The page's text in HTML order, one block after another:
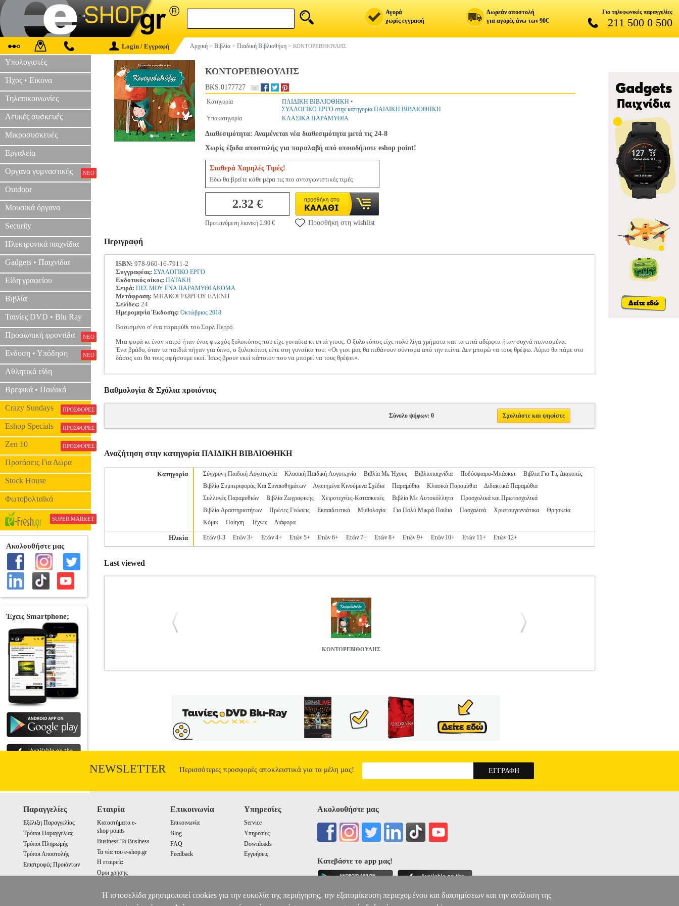
Αγορά
χωρίς εγγραφή
Δωρεάν αποστολή
για αγορές άνω των 90€
Για τηλεφωνικές παραγγελίες
211 500 0 500
Login / Εγγραφή Αρχική > Βιβλία > Παιδική Βιβλιοθήκη > ΚΟΝΤΟΡΕΒΙΘΟΥΛΗΣ
Υπολογιστές
Ήχος • Εικόνα
Τηλεπικοινωνίες
Λευκές συσκευές
Μικροσυσκευές
Εργαλεία
Οργανα γυμναστικής ΝΕΟ
Outdoor
Μουσικά όργανα
Security
Ηλεκτρονικά παιχνίδια
Gadgets • Παιχνίδια
Είδη γραφείου
Βιβλία
Ταινίες DVD • Blu Ray
Προσωπική φροντίδα ΝΕΟ
Ενδυση • Υπόδηση ΝΕΟ
Αθλητικά είδη
Βρεφικά • Παιδικά
Crazy Sundays ΠΡΟΣΦΟΡΕΣ
Eshop Specials ΠΡΟΣΦΟΡΕΣ
Zen 10 ΠΡΟΣΦΟΡΕΣ
Προτάσεις Για Δώρα
Stock House
Φωτοβολταϊκά
SUPER MARKET
ΚΟΝΤΟΡΕΒΙΘΟΥΛΗΣ
BKS.0177727
Κατηγορία ΠΑΙΔΙΚΗ ΒΙΒΛΙΟΘΗΚΗ •
ΣΥΛΛΟΓΙΚΟ ΕΡΓΟ στην κατηγορία ΠΑΙΔΙΚΗ ΒΙΒΛΙΟΘΗΚΗ
Υποκατηγορία
ΚΛΑΣΙΚΑ ΠΑΡΑΜΥΘΙΑ
Διαθεσιμότητα: Αναμένεται νέα διαθεσιμότητα μετά τις 24-8
Χωρίς έξοδα αποστολής για παραλαβή από οποιοδήποτε eshop point!
Σταθερά Χαμηλές Τιμές!
Εδώ θα βρείτε κάθε μέρα τις πιο ανταγωνιστικές τιμές
2.32 €
Προτεινόμενη λιανική 2.90 € Προσθήκη στη wishlist
Περιγραφή
ISBN: 978-960-16-7911-2
Συγγραφέας: ΣΥΛΛΟΓΙΚΟ ΕΡΓΟ
Εκδοτικός οίκος: ΠΑΤΑΚΗ
Σειρά: ΠΕΣ ΜΟΥ ΕΝΑ ΠΑΡΑΜΥΘΙ ΑΚΟΜΑ
Μετάφραση: ΜΠΑΚΟΓΕΩΡΓΟΥ ΕΛΕΝΗ
Σελίδες: 24
Ημερομηνία Έκδοσης: Οκτώβριος 2018
Βασισμένο σ' ένα παραμύθι του Σαρλ Περρό.
Μια φορά κι έναν καιρό ήταν ένας φτωχός ξυλοκόπος που είχε γυναίκα κι επτά γιους. Ο ξυλοκόπος είχε πολύ λίγα χρήματα και τα επτά αδέρφια ήταν συχνά πεινασμένα.
Ένα βράδυ, όταν τα παιδιά πήγαν για ύπνο, ο ξυλοκόπος είπε στη γυναίκα του: «Οι γιοι μας θα πεθάνουν σύντομα από την πείνα. Δεν μπορώ να τους θρέψω. Αύριο θα πάμε στο
δάσος και θα τους αφήσουμε εκεί. Ίσως βρουν εκεί κάποιον που να μπορεί να τους θρέψει».
Βαθμολογία & Σχόλια προιόντος
Σύνολο ψήφων: 0 Σχολιάστε και ψηφίστε
Αναζήτηση στην κατηγορία ΠΑΙΔΙΚΗ ΒΙΒΛΙΟΘΗΚΗ
Κατηγορία Σύγχρονη Παιδική Λογοτεχνία Κλασική Παιδική Λογοτεχνία Βιβλία Με Ήχους Βιβλιοπαιχνίδια Ποδόσφαιρο-Μπάσκετ
Βιβλια Για Τις Διακοπές
Βιβλία Συμπεριφοράς Και Συναισθημάτων
Αγαπημένα Κινούμενα Σχέδια Παραμύθια Κλασικά Παραμύθια
Διδακτικά Παραμύθια
Συλλογές Παραμυθιών
Βιβλία Ζωγραφικής Χειροτεχνίες-Κατασκευές Βιβλία Με Αυτοκόλλητα
Προσχολικά και Πρωτοσχολικά
Βιβλία Δραστηριοτήτων
Πρώτες Γνώσεις Εκπαιδευτικά Μυθολογία Για Πολύ Μικρά Παιδιά Πασχαλινά Χριστουγεννιάτικα
Θρησκεία
Κόμικ
Ποίηση Τέχνες Διάφορα
Ηλικία Ετών 0-3 Ετών 3+ Ετών 4+ Ετών 5+ Ετών 6+ Ετών 7+ Ετών 8+ Ετών 9+ Ετών 10+ Ετών 11+ Ετών 12+
Last viewed
ΚΟΝΤΟΡΕΒΙΘΟΥΛΗΣ
2018 Βασισμένο σ' ένα παραμύθι του Σαρλ Περρό. Μια φορά κι έναν καιρό ήταν ένας φτωχός ξυλοκόπος που είχε γυναίκα κι επτά γιους. Ο ξυλοκόπος είχε
πολύ λίγα χρήματα και τα επτά αδέρφια ήταν συχνά πεινασμένα. Ένα βράδυ, όταν τα παιδιά πήγαν για ύπνο, ο ξυλοκόπος είπε στη γυναίκα του: «Οι γιοι μας θα
πεθάνουν σύντομα από την πείνα. Δεν μπορώ να τους θρέψω. Αύριο θα πάμε στο δάσος και θα τους αφήσουμε εκεί. Ίσως βρουν εκεί κάποιον που να μπορεί να
τους θρέψει». ΚΟΝΤΟΡΕΒΙΘΟΥΛΗΣ
NEWSLETTER Περισσότερες προσφορές αποκλειστικά για τα μέλη μας!
Παραγγελίες
Εξέλιξη Παραγγελίας
Τρόποι Παραγγελίας
Τρόποι Πληρωμής
Τρόποι Αποστολής
Επιστροφές Προιόντων
Εταιρία
Καταστήματα e-
shop points
Business To Business
Τα νέα του e-shop.gr
Η εταιρεία
Οροι χρήσης
Επικοινωνία
Επικοινωνία
Blog
FAQ
Feedback
Υπηρεσίες
Service
Υπηρεσίες
Downloads
Εγγυήσεις
Ακολουθήστε μας
Κατεβάστε το app μας!
Η ιστοσελίδα χρησιμοποιεί cookies για την ευκολία της περιήγησης, την εξατομίκευση περιεχομένου και διαφημίσεων και την ανάλυση της